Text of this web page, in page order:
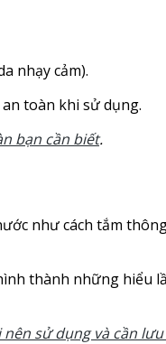
nhạy cảm).
toàn khi sử dụng.
bạn cần biết.
như cách tắm
thành những hiểu
sử dụng và cần lưu